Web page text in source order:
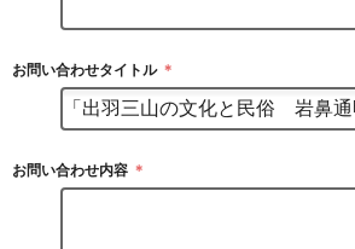
お問い合わせタイトル ＊
お問い合わせ内容 ＊